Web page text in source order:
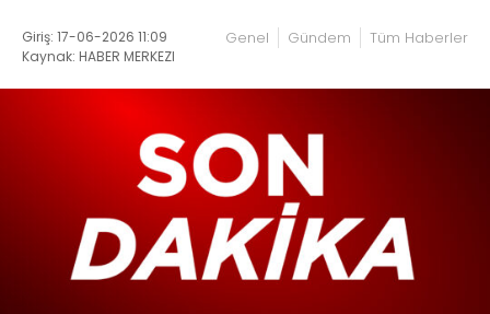
Giriş: 17-06-2026 11:09
Kaynak: HABER MERKEZI
Genel Gündem Tüm Haberler